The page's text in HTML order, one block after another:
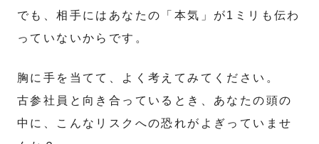
でも、相手にはあなたの「本気」が1ミリも伝わ
っていないからです。
胸に手を当てて、よく考えてみてください。
古参社員と向き合っているとき、あなたの頭の
中に、こんなリスクへの恐れがよぎっていませ